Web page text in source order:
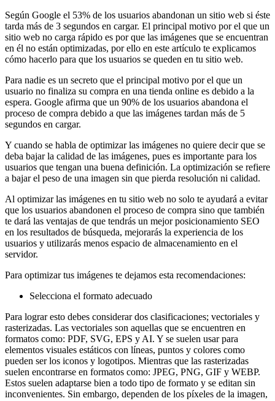
Según Google el 53% de los usuarios abandonan un sitio web si éste
tarda más de 3 segundos en cargar. El principal motivo por el que un
sitio web no carga rápido es por que las imágenes que se encuentran
en él no están optimizadas, por ello en este artículo te explicamos
cómo hacerlo para que los usuarios se queden en tu sitio web.
Para nadie es un secreto que el principal motivo por el que un
usuario no finaliza su compra en una tienda online es debido a la
espera. Google afirma que un 90% de los usuarios abandona el
proceso de compra debido a que las imágenes tardan más de 5
segundos en cargar.
Y cuando se habla de optimizar las imágenes no quiere decir que se
deba bajar la calidad de las imágenes, pues es importante para los
usuarios que tengan una buena definición. La optimización se refiere
a bajar el peso de una imagen sin que pierda resolución ni calidad.
Al optimizar las imágenes en tu sitio web no solo te ayudará a evitar
que los usuarios abandonen el proceso de compra sino que también
te dará las ventajas de que tendrás un mejor posicionamiento SEO
en los resultados de búsqueda, mejorarás la experiencia de los
usuarios y utilizarás menos espacio de almacenamiento en el
servidor.
Para optimizar tus imágenes te dejamos esta recomendaciones:
Selecciona el formato adecuado
Para lograr esto debes considerar dos clasificaciones; vectoriales y
rasterizadas. Las vectoriales son aquellas que se encuentren en
formatos como: PDF, SVG, EPS y AI. Y se suelen usar para
elementos visuales estáticos con líneas, puntos y colores como
pueden ser los iconos y logotipos. Mientras que las rasterizadas
suelen encontrarse en formatos como: JPEG, PNG, GIF y WEBP.
Estos suelen adaptarse bien a todo tipo de formato y se editan sin
inconvenientes. Sin embargo, dependen de los píxeles de la imagen,